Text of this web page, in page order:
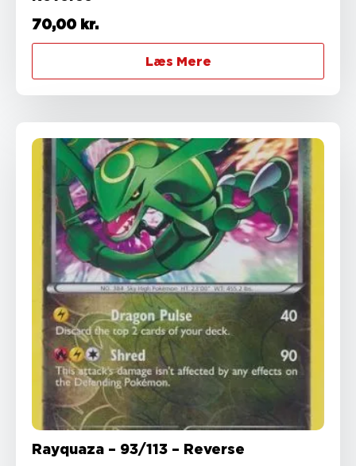
70,00 kr.
Læs Mere
Rayquaza – 93/113 – Reverse